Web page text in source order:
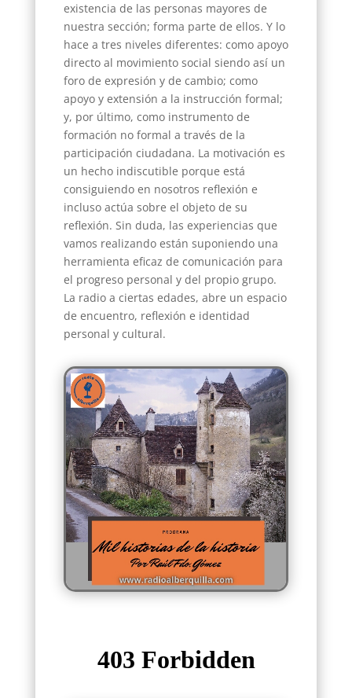
existencia de las personas mayores de
nuestra sección; forma parte de ellos. Y lo
hace a tres niveles diferentes: como apoyo
directo al movimiento social siendo así un
foro de expresión y de cambio; como
apoyo y extensión a la instrucción formal;
y, por último, como instrumento de
formación no formal a través de la
participación ciudadana. La motivación es
un hecho indiscutible porque está
consiguiendo en nosotros reflexión e
incluso actúa sobre el objeto de su
reflexión. Sin duda, las experiencias que
vamos realizando están suponiendo una
herramienta eficaz de comunicación para
el progreso personal y del propio grupo.
La radio a ciertas edades, abre un espacio
de encuentro, reflexión e identidad
personal y cultural.